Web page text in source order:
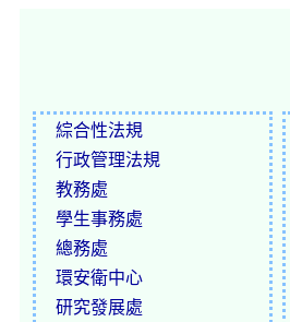
綜合性法規
行政管理法規
教務處
學生事務處
總務處
環安衛中心
研究發展處